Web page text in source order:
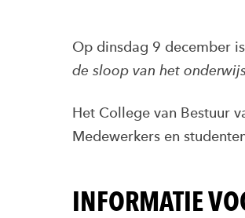
Op dinsdag 9 december
de sloop van het
Het College van Bestuur
Medewerkers en
INFORMATIE